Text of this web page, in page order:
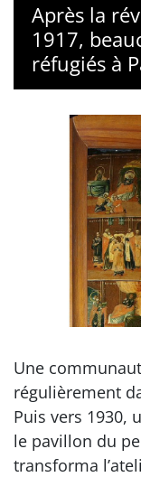
Après la
1917,
réfugiés à
Une
régulièrement
Puis vers 1930,
le pavillon du
transforma